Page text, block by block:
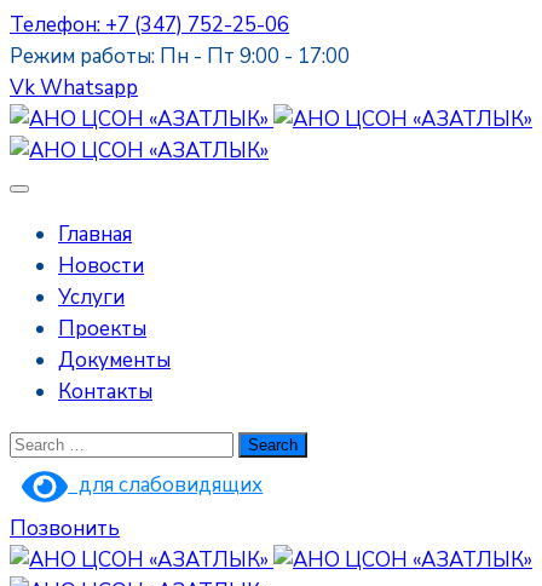
Телефон: +7 (347) 752-25-06
Режим работы: Пн - Пт 9:00 - 17:00
VkWhatsapp
Главная
Новости
Услуги
Проекты
Документы
Контакты
для слабовидящих
Позвонить